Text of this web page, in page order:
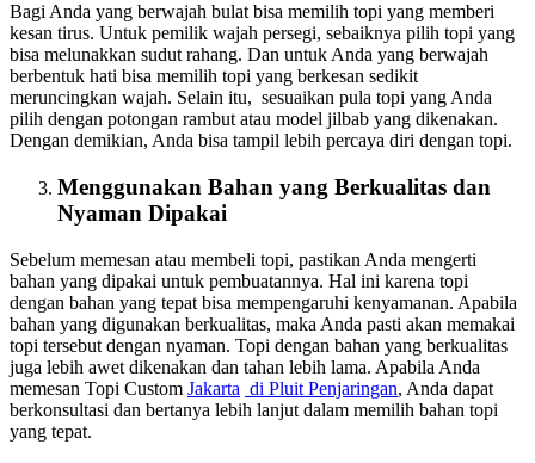
Bagi Anda yang berwajah bulat bisa memilih topi yang memberi
kesan tirus. Untuk pemilik wajah persegi, sebaiknya pilih topi yang
bisa melunakkan sudut rahang. Dan untuk Anda yang berwajah
berbentuk hati bisa memilih topi yang berkesan sedikit
meruncingkan wajah. Selain itu, sesuaikan pula topi yang Anda
pilih dengan potongan rambut atau model jilbab yang dikenakan.
Dengan demikian, Anda bisa tampil lebih percaya diri dengan topi.
Menggunakan Bahan yang Berkualitas dan
Nyaman Dipakai
Sebelum memesan atau membeli topi, pastikan Anda mengerti
bahan yang dipakai untuk pembuatannya. Hal ini karena topi
dengan bahan yang tepat bisa mempengaruhi kenyamanan. Apabila
bahan yang digunakan berkualitas, maka Anda pasti akan memakai
topi tersebut dengan nyaman. Topi dengan bahan yang berkualitas
juga lebih awet dikenakan dan tahan lebih lama. Apabila Anda
memesan Topi Custom Jakarta di Pluit Penjaringan, Anda dapat
berkonsultasi dan bertanya lebih lanjut dalam memilih bahan topi
yang tepat.